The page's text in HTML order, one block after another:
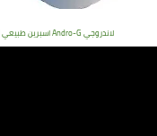
لاندروجي Andro-G اسبرين طبيعي | اندروجي للجراثيم والفطريات والبكتريا والفيروسات